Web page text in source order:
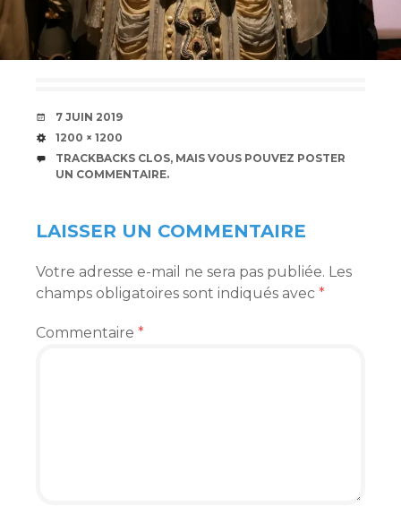
DATE
7 JUIN 2019
TAILLE
1200 × 1200
TRACKBACKS CLOS, MAIS VOUS POUVEZ POSTER
UN COMMENTAIRE.
LAISSER UN COMMENTAIRE
Votre adresse e-mail ne sera pas publiée. Les
champs obligatoires sont indiqués avec *
Commentaire *